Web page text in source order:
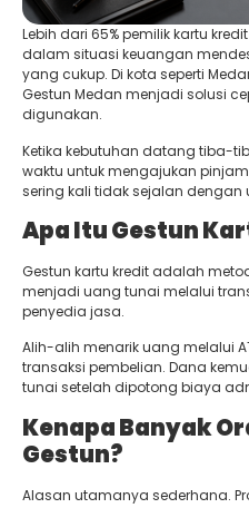
Lebih dari 65% pemilik kartu
dalam situasi keuangan
yang cukup. Di kota seperti
Gestun Medan menjadi solusi
digunakan.
Ketika kebutuhan datang tiba-
waktu untuk mengajukan
sering kali tidak sejalan
Apa Itu Gestun
Gestun kartu kredit adalah
menjadi uang tunai melalui
penyedia jasa.
Alih-alih menarik uang melalui
transaksi pembelian. Dana
tunai setelah dipotong biaya
Kenapa Banyak
Gestun?
Alasan utamanya sederhana.